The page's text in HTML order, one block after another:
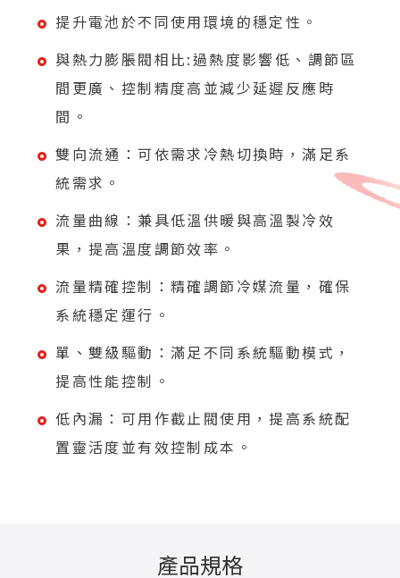
提升電池於不同使用環境的穩定性。
與熱力膨脹閥相比:過熱度影響低、調節區
間更廣、控制精度高並減少延遲反應時
間。
雙向流通：可依需求冷熱切換時，滿足系
統需求。
流量曲線：兼具低溫供暖與高溫製冷效
果，提高溫度調節效率。
流量精確控制：精確調節冷媒流量，確保
系統穩定運行。
單、雙級驅動：滿足不同系統驅動模式，
提高性能控制。
低內漏：可用作截止閥使用，提高系統配
置靈活度並有效控制成本。
產品規格